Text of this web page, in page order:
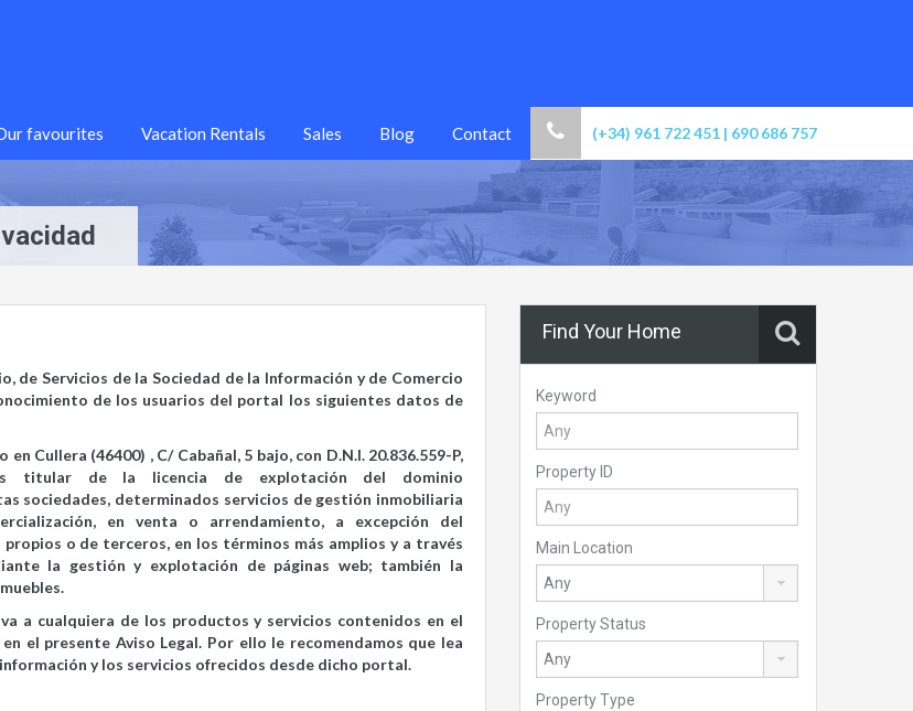
(+34) 961 722 451 | 690 686 757
favourites Vacation Rentals Sales Blog Contact
de Servicios de la Sociedad de la Información y de Comercio
de los usuarios del portal los siguientes datos de
Cullera (46400) , C/ Cabañal, 5 bajo, con D.N.I. 20.836.559-P,
es titular de la licencia de explotación del dominio
sociedades, determinados servicios de gestión inmobiliaria
en venta o arrendamiento, a excepción del
o de terceros, en los términos más amplios y a través
la gestión y explotación de páginas web; también la
a cualquiera de los productos y servicios contenidos en el
el presente Aviso Legal. Por ello le recomendamos que lea
y los servicios ofrecidos desde dicho portal.
Find Your Home
Keyword
Property ID
Main Location
Property Status
Property Type